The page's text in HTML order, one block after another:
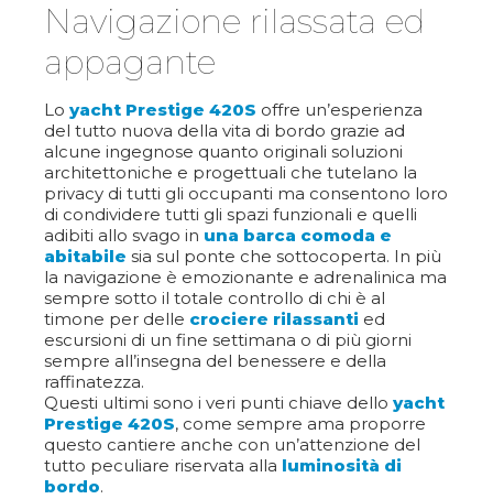
Navigazione rilassata ed
appagante
Lo yacht Prestige 420S offre un’esperienza
del tutto nuova della vita di bordo grazie ad
alcune ingegnose quanto originali soluzioni
architettoniche e progettuali che tutelano la
privacy di tutti gli occupanti ma consentono loro
di condividere tutti gli spazi funzionali e quelli
adibiti allo svago in una barca comoda e
abitabile sia sul ponte che sottocoperta. In più
la navigazione è emozionante e adrenalinica ma
sempre sotto il totale controllo di chi è al
timone per delle crociere rilassanti ed
escursioni di un fine settimana o di più giorni
sempre all’insegna del benessere e della
raffinatezza.
Questi ultimi sono i veri punti chiave dello yacht
Prestige 420S, come sempre ama proporre
questo cantiere anche con un’attenzione del
tutto peculiare riservata alla luminosità di
bordo.